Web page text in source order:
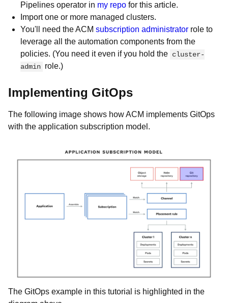
Pipelines operator in my repo for this article.
Import one or more managed clusters.
You'll need the ACM subscription administrator role to
leverage all the automation components from the
policies. (You need it even if you hold the cluster-
admin role.)
Implementing GitOps
The following image shows how ACM implements GitOps
with the application subscription model.
The GitOps example in this tutorial is highlighted in the